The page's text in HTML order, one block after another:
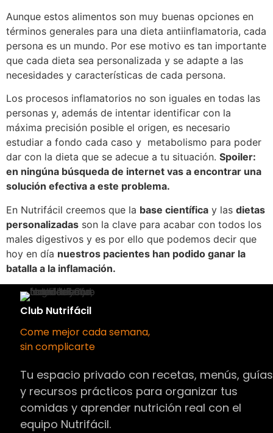
Aunque estos alimentos son muy buenas opciones en
términos generales para una dieta antiinflamatoria, cada
persona es un mundo. Por ese motivo es tan importante
que cada dieta sea personalizada y se adapte a las
necesidades y características de cada persona.
Los procesos inflamatorios no son iguales en todas las
personas y, además de intentar identificar con la
máxima precisión posible el origen, es necesario
estudiar a fondo cada caso y metabolismo para poder
dar con la dieta que se adecue a tu situación. Spoiler:
en ningúna búsqueda de internet vas a encontrar una
solución efectiva a este problema.
En Nutrifácil creemos que la base científica y las dietas
personalizadas son la clave para acabar con todos los
males digestivos y es por ello que podemos decir que
hoy en día nuestros pacientes han podido ganar la
batalla a la inflamación.
Club Nutrifácil
Come mejor cada semana,
sin complicarte
Tu espacio privado con recetas, menús, guías
y recursos prácticos para organizar tus
comidas y aprender nutrición real con el
equipo Nutrifácil.